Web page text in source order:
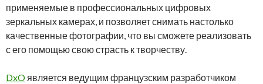
применяемые в профессиональных цифровых
зеркальных камерах, и позволяет снимать настолько
качественные фотографии, что вы сможете реализовать
с его помощью свою страсть к творчеству.
DxO является ведущим французским разработчиком